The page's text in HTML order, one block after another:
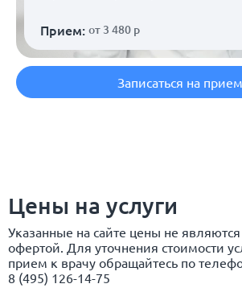
Прием: от 3 480 р
Записаться на прием
Цены на услуги
Указанные на сайте цены не
офертой. Для уточнения стоимости
прием к врачу обращайтесь по
8 (495) 126-14-75